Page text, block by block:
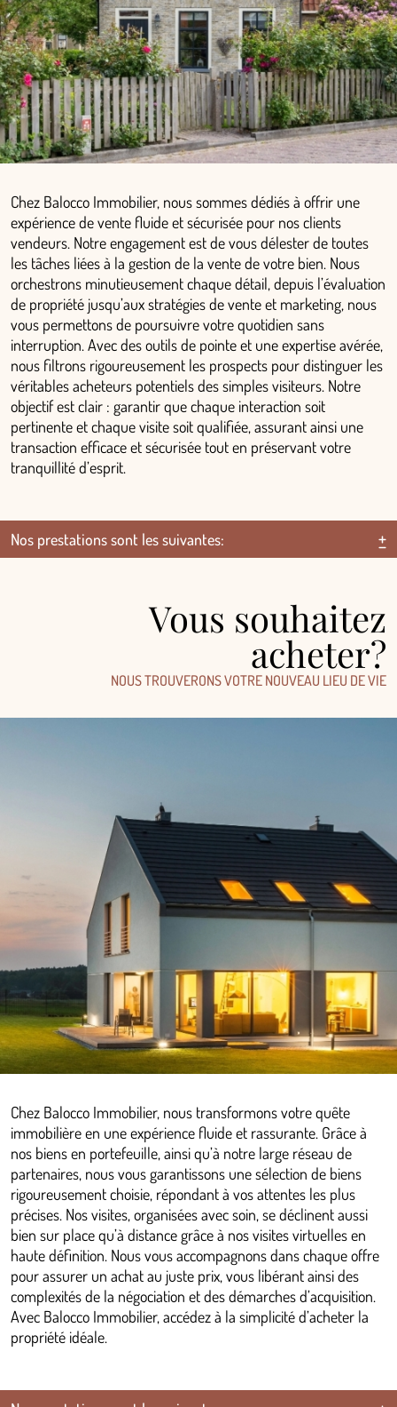
Chez Balocco Immobilier, nous sommes dédiés à offrir une
expérience de vente fluide et sécurisée pour nos clients
vendeurs. Notre engagement est de vous délester de toutes
les tâches liées à la gestion de la vente de votre bien. Nous
orchestrons minutieusement chaque détail, depuis l’évaluation
de propriété jusqu’aux stratégies de vente et marketing, nous
vous permettons de poursuivre votre quotidien sans
interruption. Avec des outils de pointe et une expertise avérée,
nous filtrons rigoureusement les prospects pour distinguer les
véritables acheteurs potentiels des simples visiteurs. Notre
objectif est clair : garantir que chaque interaction soit
pertinente et chaque visite soit qualifiée, assurant ainsi une
transaction efficace et sécurisée tout en préservant votre
tranquillité d’esprit.
Nos prestations sont les suivantes:
Vous souhaitez
acheter?
NOUS TROUVERONS VOTRE NOUVEAU LIEU DE VIE
Chez Balocco Immobilier, nous transformons votre quête
immobilière en une expérience fluide et rassurante. Grâce à
nos biens en portefeuille, ainsi qu’à notre large réseau de
partenaires, nous vous garantissons une sélection de biens
rigoureusement choisie, répondant à vos attentes les plus
précises. Nos visites, organisées avec soin, se déclinent aussi
bien sur place qu’à distance grâce à nos visites virtuelles en
haute définition. Nous vous accompagnons dans chaque offre
pour assurer un achat au juste prix, vous libérant ainsi des
complexités de la négociation et des démarches d’acquisition.
Avec Balocco Immobilier, accédez à la simplicité d’acheter la
propriété idéale.